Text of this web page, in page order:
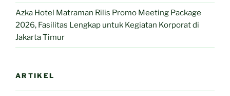
Azka Hotel Matraman Rilis Promo Meeting Package
2026, Fasilitas Lengkap untuk Kegiatan Korporat di
Jakarta Timur
ARTIKEL